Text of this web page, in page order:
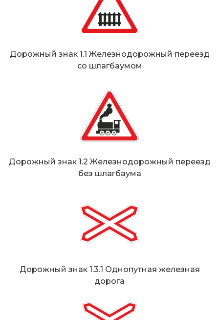
Дорожный знак 1.1 Железнодорожный переезд
со шлагбаумом
Дорожный знак 1.2 Железнодорожный переезд
без шлагбаума
Дорожный знак 1.3.1 Однопутная железная
дорога